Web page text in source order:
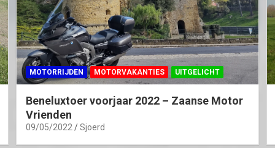
MOTORRIJDEN MOTORVAKANTIES UITGELICHT
Beneluxtoer voorjaar 2022 – Zaanse Motor
Vrienden
09/05/2022 Sjoerd